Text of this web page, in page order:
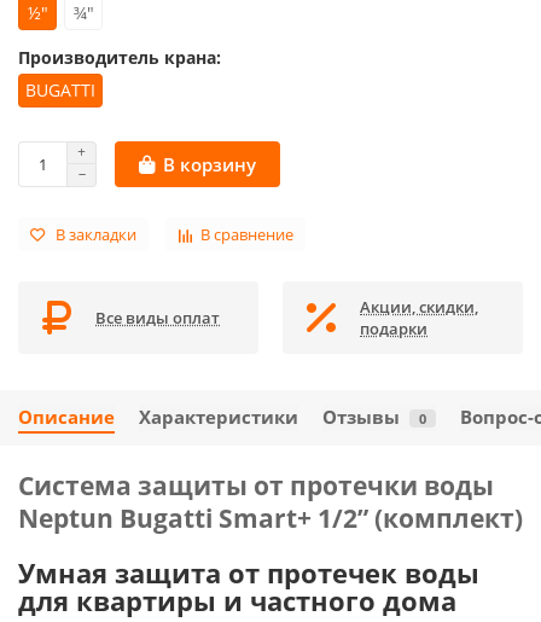
½"
¾"
Производитель крана:
BUGATTI
В корзину
В закладки В сравнение
Все виды оплат
Акции, скидки,
подарки
Описание Характеристики Отзывы 0 Вопрос-
Система защиты от протечки воды
Neptun Bugatti Smart+ 1/2” (комплект)
Умная защита от протечек воды
для квартиры и частного дома